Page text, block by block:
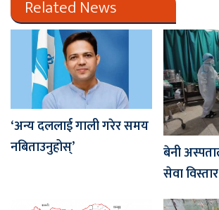
Related News
‘अन्य दललाई गाली गरेर समय
नबिताउनुहोस्’
बेनी
सेवा विस्तार